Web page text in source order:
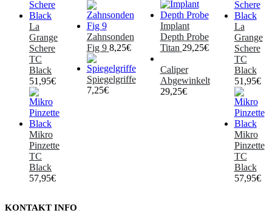
La
Grange
Schere
TC
Black
51,95€
Mikro
Pinzette
TC
Black
57,95€
Zahnsonden
Fig 9 8,25€
Spiegelgriffe
7,25€
Implant
Depth Probe
Titan 29,25€
Caliper
Abgewinkelt
29,25€
La
Grange
Schere
TC
Black
51,95€
Mikro
Pinzette
TC
Black
57,95€
KONTAKT INFO